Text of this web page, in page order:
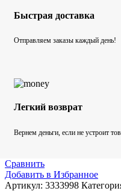
Быстрая доставка
Отправляем заказы каждый день!
Легкий возврат
Вернем деньги, если не устроит
Сравнить
Добавить в Избранное
Артикул: 3333998